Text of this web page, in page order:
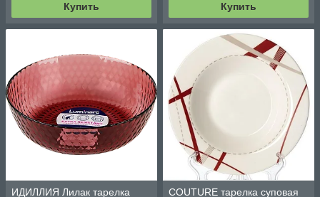
Купить Купить
ИДИЛЛИЯ Лилак тарелка
COUTURE тарелка суповая